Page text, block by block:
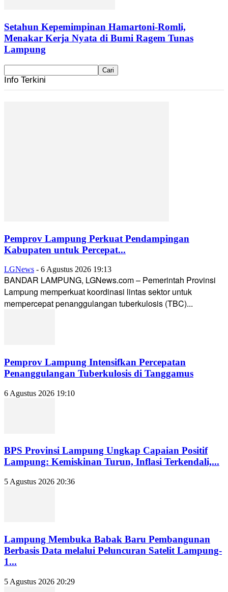
Setahun Kepemimpinan Hamartoni-Romli,
Menakar Kerja Nyata di Bumi Ragem Tunas
Lampung
Info Terkini
Pemprov Lampung Perkuat Pendampingan
Kabupaten untuk Percepat...
LGNews - 6 Agustus 2026 19:13
BANDAR LAMPUNG, LGNews.com – Pemerintah Provinsi
Lampung memperkuat koordinasi lintas sektor untuk
mempercepat penanggulangan tuberkulosis (TBC)...
Pemprov Lampung Intensifkan Percepatan
Penanggulangan Tuberkulosis di Tanggamus
6 Agustus 2026 19:10
BPS Provinsi Lampung Ungkap Capaian Positif
Lampung: Kemiskinan Turun, Inflasi Terkendali,...
5 Agustus 2026 20:36
Lampung Membuka Babak Baru Pembangunan
Berbasis Data melalui Peluncuran Satelit Lampung-
1...
5 Agustus 2026 20:29